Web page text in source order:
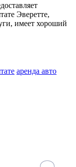
Эверетте,
имеет хороший
аренда авто